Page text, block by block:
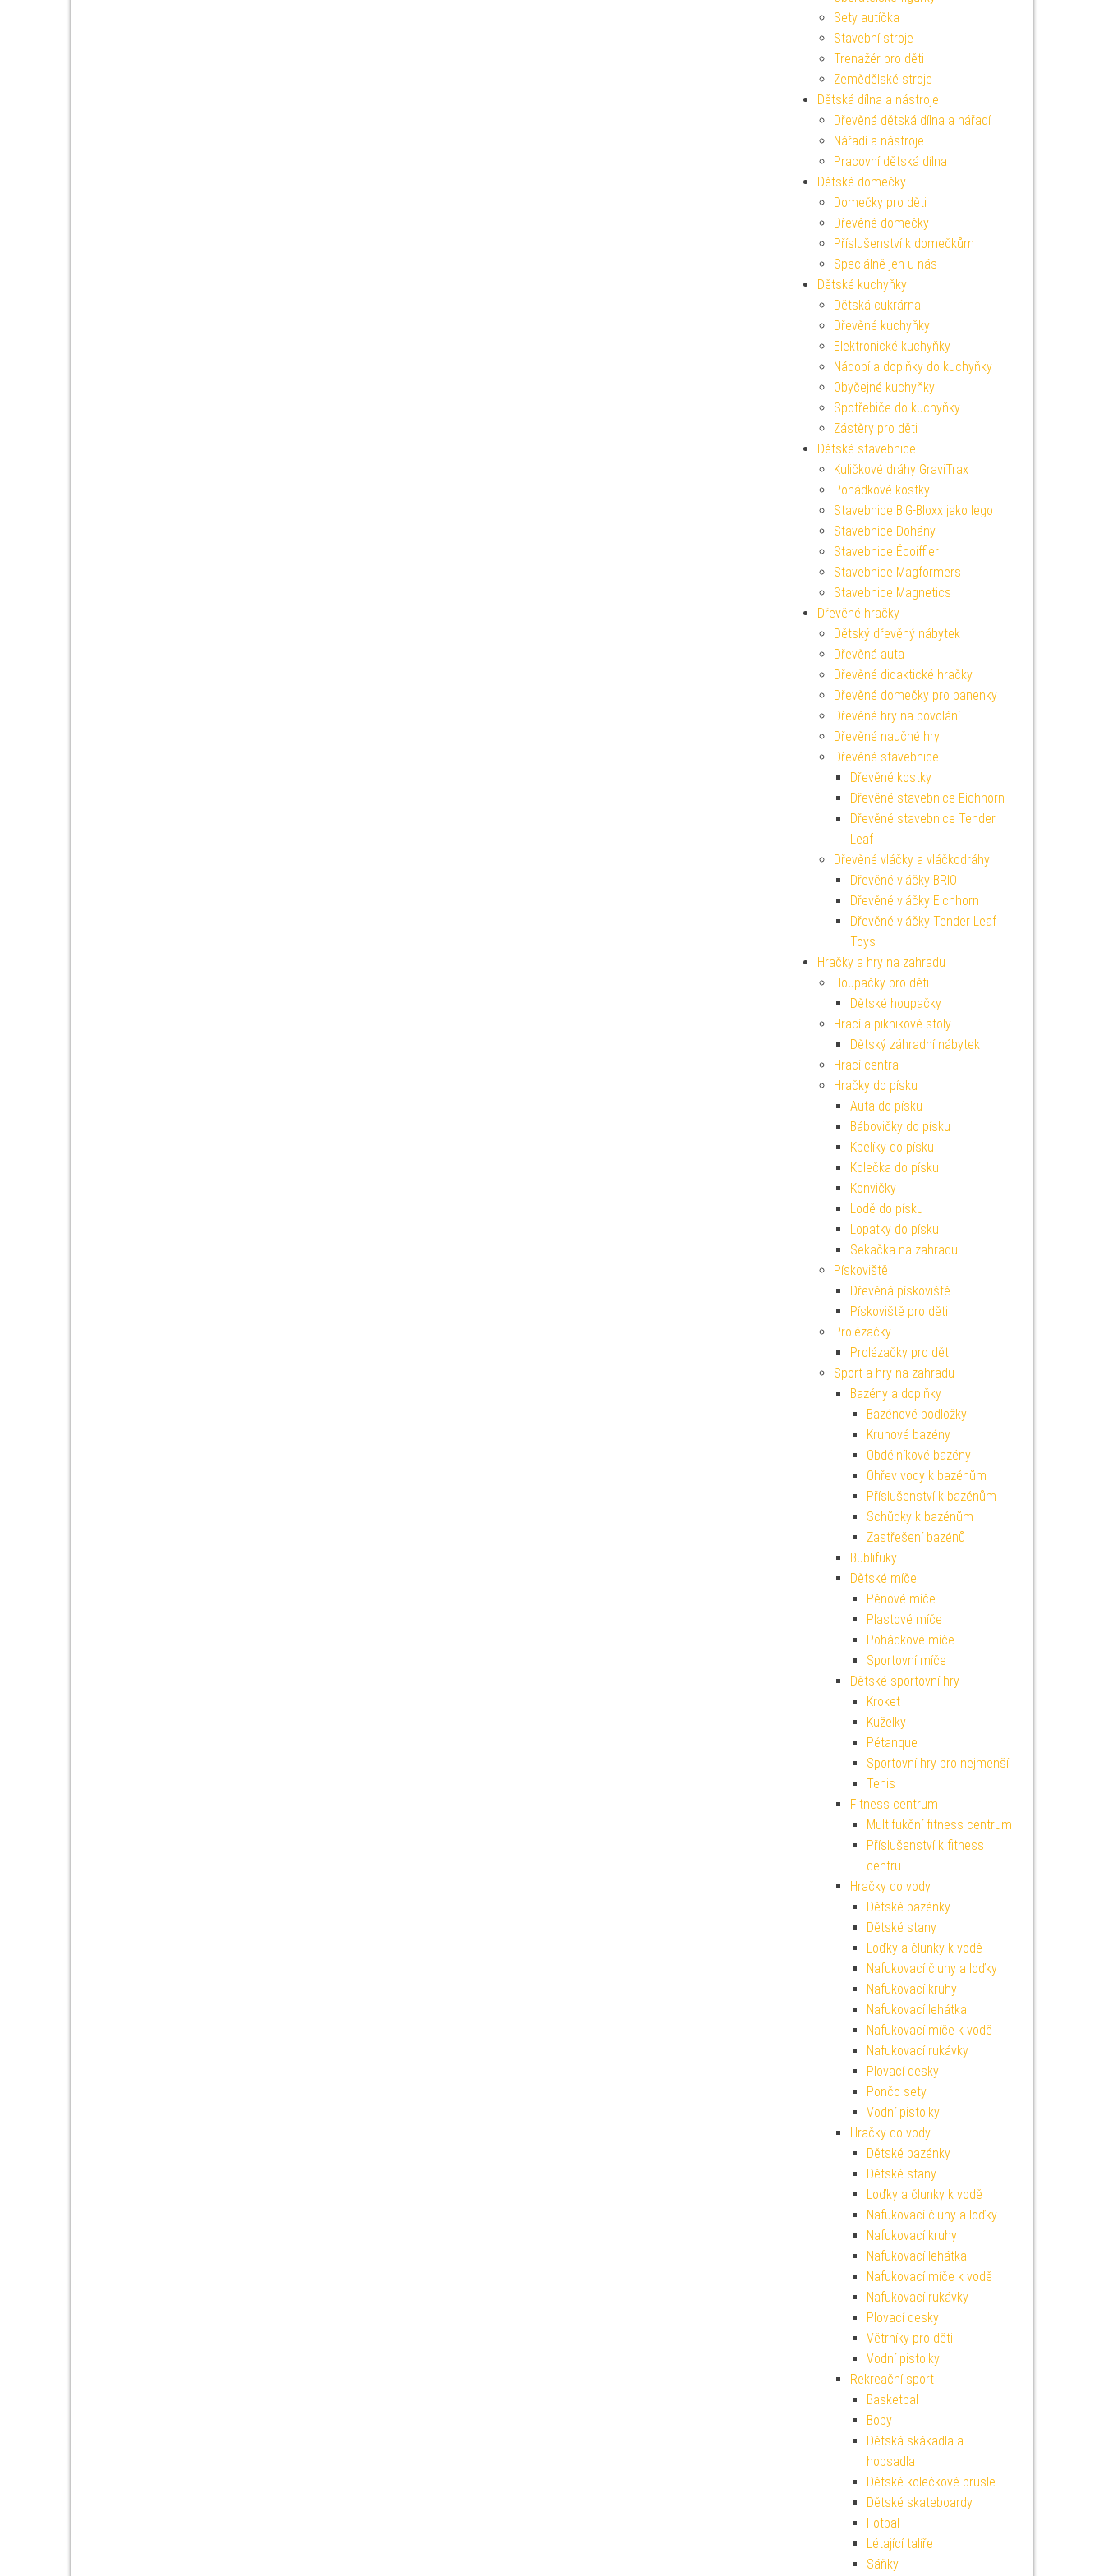
Sety autíčka
Stavební stroje
Trenažér pro děti
Zemědělské stroje
Dětská dílna a nástroje
Dřevěná dětská dílna a nářadí
Nářadí a nástroje
Pracovní dětská dílna
Dětské domečky
Domečky pro děti
Dřevěné domečky
Příslušenství k domečkům
Speciálně jen u nás
Dětské kuchyňky
Dětská cukrárna
Dřevěné kuchyňky
Elektronické kuchyňky
Nádobí a doplňky do kuchyňky
Obyčejné kuchyňky
Spotřebiče do kuchyňky
Zástěry pro děti
Dětské stavebnice
Kuličkové dráhy GraviTrax
Pohádkové kostky
Stavebnice BIG-Bloxx jako lego
Stavebnice Dohány
Stavebnice Écoiffier
Stavebnice Magformers
Stavebnice Magnetics
Dřevěné hračky
Dětský dřevěný nábytek
Dřevěná auta
Dřevěné didaktické hračky
Dřevěné domečky pro panenky
Dřevěné hry na povolání
Dřevěné naučné hry
Dřevěné stavebnice
Dřevěné kostky
Dřevěné stavebnice Eichhorn
Dřevěné stavebnice Tender
Leaf
Dřevěné vláčky a vláčkodráhy
Dřevěné vláčky BRIO
Dřevěné vláčky Eichhorn
Dřevěné vláčky Tender Leaf
Toys
Hračky a hry na zahradu
Houpačky pro děti
Dětské houpačky
Hrací a piknikové stoly
Dětský záhradní nábytek
Hrací centra
Hračky do písku
Auta do písku
Bábovičky do písku
Kbelíky do písku
Kolečka do písku
Konvičky
Lodě do písku
Lopatky do písku
Sekačka na zahradu
Pískoviště
Dřevěná pískoviště
Pískoviště pro děti
Prolézačky
Prolézačky pro děti
Sport a hry na zahradu
Bazény a doplňky
Bazénové podložky
Kruhové bazény
Obdélníkové bazény
Ohřev vody k bazénům
Příslušenství k bazénům
Schůdky k bazénům
Zastřešení bazénů
Bublifuky
Dětské míče
Pěnové míče
Plastové míče
Pohádkové míče
Sportovní míče
Dětské sportovní hry
Kroket
Kuželky
Pétanque
Sportovní hry pro nejmenší
Tenis
Fitness centrum
Multifukční fitness centrum
Příslušenství k fitness
centru
Hračky do vody
Dětské bazénky
Dětské stany
Loďky a člunky k vodě
Nafukovací čluny a loďky
Nafukovací kruhy
Nafukovací lehátka
Nafukovací míče k vodě
Nafukovací rukávky
Plovací desky
Pončo sety
Vodní pistolky
Hračky do vody
Dětské bazénky
Dětské stany
Loďky a člunky k vodě
Nafukovací čluny a loďky
Nafukovací kruhy
Nafukovací lehátka
Nafukovací míče k vodě
Nafukovací rukávky
Plovací desky
Větrníky pro děti
Vodní pistolky
Rekreační sport
Basketbal
Boby
Dětská skákadla a
hopsadla
Dětské kolečkové brusle
Dětské skateboardy
Fotbal
Létající talíře
Sáňky